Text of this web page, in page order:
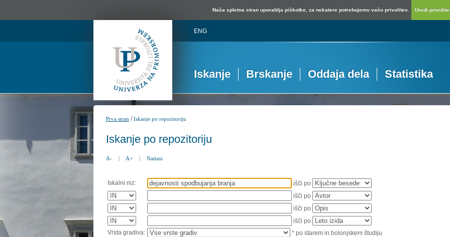
Naša spletna stran uporablja piškotke, za nekatere potrebujemo vašo privolitev. Uredi
ENG
Iskanje Brskanje Oddaja dela Statistika
Prva stran /Iskanje po repozitoriju
Iskanje po repozitoriju
A- | A+ | Natisni
Iskalni niz:
išči po
išči po
išči po
išči po
Vrsta gradiva:
* po starem in bolonjskem študiju